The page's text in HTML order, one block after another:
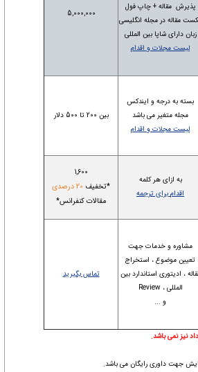
پذیرش مقاله + چاپ فول
مقاله در مجله انگلیسی
زبان دارای شاپا بین المللی
لیست مجلات و اقدام
5,000,000
بسته به درجه و ایندکس
مجله متغیر می باشد
لیست مجلات و اقدام
بین 200 تا 500 دلار
به ازای هر کلمه
اقدام برای ترجمه
1,600
*تخفیف 20 درصدی
مقالات کنفرانس*
مشاوره و خدمات جهت
تعیین موضوع ، استخراج
، ادیتوری استاندارد بین
المللی ، Review
و ...
تماس بگیرید
نیز نمی باشد.
جهت داوری رایگان می باشد.